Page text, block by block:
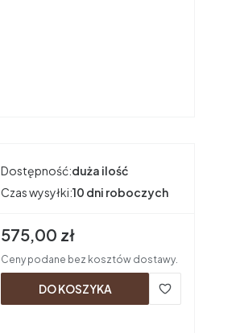
Dostępność:duża ilość
Czas wysyłki:10 dni roboczych
Cena brutto
575,00 zł
Ceny podane bez kosztów dostawy.
DO KOSZYKA